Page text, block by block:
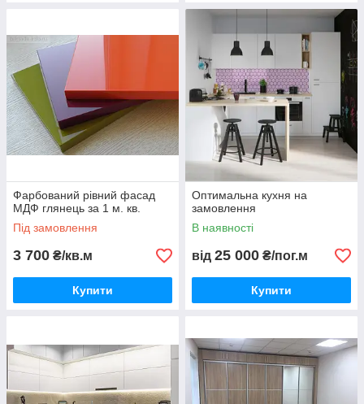
Фарбований рівний фасад
МДФ глянець за 1 м. кв.
Під замовлення
3 700 ₴/кв.м
Купити
Оптимальна кухня на
замовлення
В наявності
від 25 000 ₴/пог.м
Купити